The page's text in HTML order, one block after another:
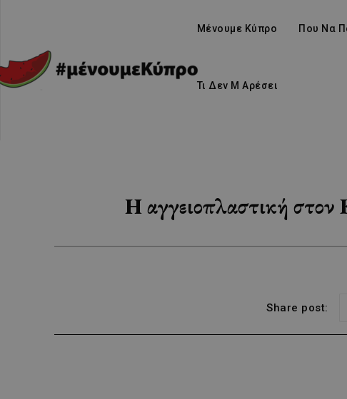
Μένουμε Κύπρο Που Να
Τι Δεν Μ Αρέσει
Η αγγειοπλαστική στον
Share post: